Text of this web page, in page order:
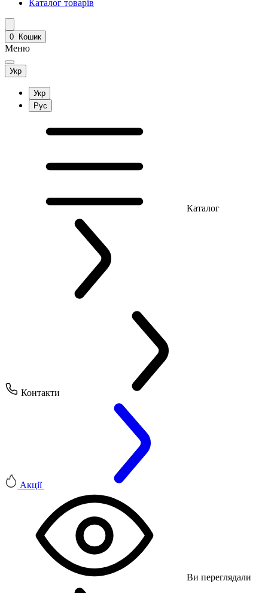
Каталог товарів
0 Кошик
Меню
Укр
Укр
Рус
Каталог
Контакти
Акції
Ви переглядали